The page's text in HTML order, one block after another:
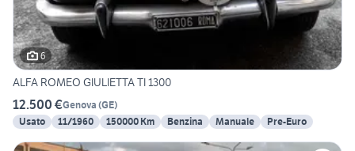
6
ALFA ROMEO GIULIETTA TI 1300
12.500 €Genova (GE)
Usato
11/1960 150000 Km Benzina Manuale Pre-Euro